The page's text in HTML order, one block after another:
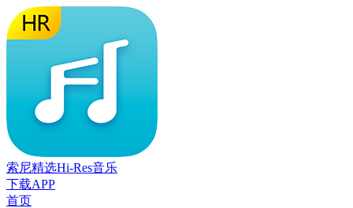
索尼精选Hi-Res音乐
下载APP
首页